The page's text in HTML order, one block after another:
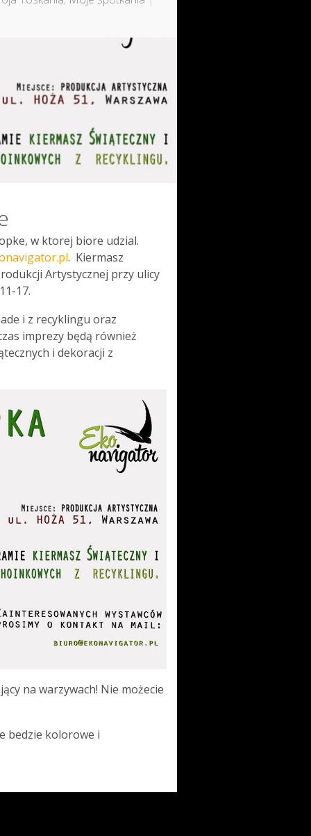
w ktorej biore udzial.
. Kiermasz
Artystycznej przy ulicy
17.
i z recyklingu oraz
imprezy będą również
i dekoracji z
na warzywach! Nie możecie
bedzie kolorowe i